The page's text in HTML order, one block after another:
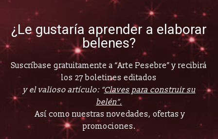
¿Le gustaría aprender a elaborar
belenes?
Suscríbase gratuitamente a “Arte Pesebre” y recibirá
los 27 boletines editados
y el valioso artículo: “Claves para construir su
belén”.
Así como nuestras novedades, ofertas y
promociones.